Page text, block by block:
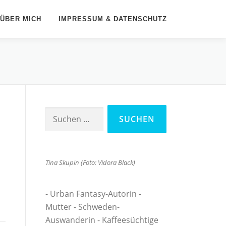
ÜBER MICH IMPRESSUM & DATENSCHUTZ
Suchen
Tina Skupin (Foto: Vidora Black)
- Urban Fantasy-Autorin -
Mutter - Schweden-
Auswanderin - Kaffeesüchtige